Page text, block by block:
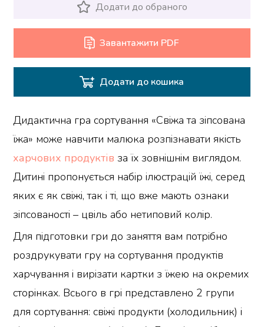
Додати до обраного
Завантажити PDF
Додати до кошика
Дидактична гра сортування «Свіжа та зіпсована
їжа» може навчити малюка розпізнавати якість
харчових продуктів за їх зовнішнім виглядом.
Дитині пропонується набір ілюстрацій їжі, серед
яких є як свіжі, так і ті, що вже мають ознаки
зіпсованості – цвіль або нетиповий колір.
Для підготовки гри до заняття вам потрібно
роздрукувати гру на сортування продуктів
харчування і вирізати картки з їжею на окремих
сторінках. Всього в грі представлено 2 групи
для сортування: свіжі продукти (холодильник) і